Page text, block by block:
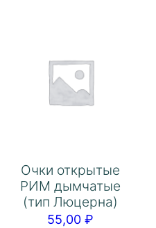
Очки открытые
РИМ дымчатые
(тип Люцерна)
55,00₽